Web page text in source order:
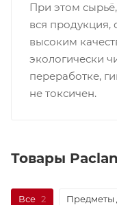
При этом сырьё,
вся продукция,
высоким
экологически
переработке,
не токсичен.
Товары
Все 2 Предметы